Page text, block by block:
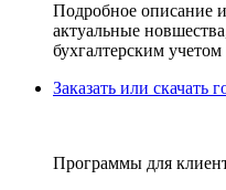
Подробное описание
актуальные
бухгалтерским
Заказать или скачать
Программы для